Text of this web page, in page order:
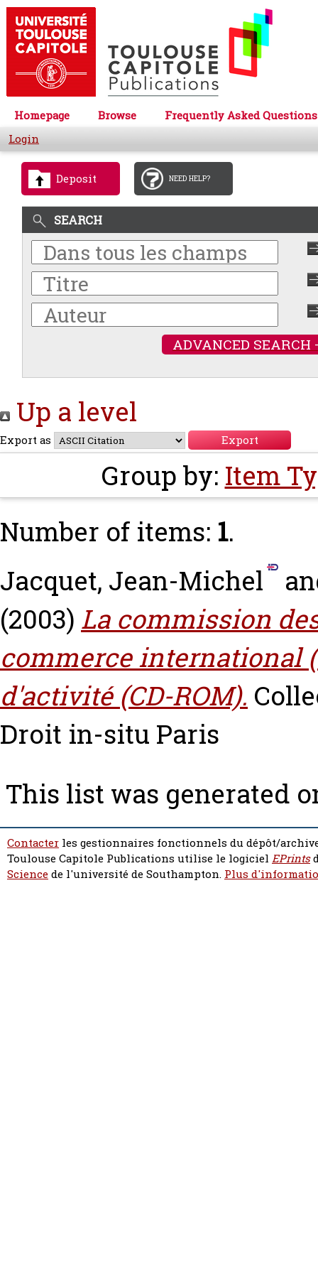
Homepage Browse
Frequently Asked Questions
Login
Deposit NEED HELP?
SEARCH
ADVANCED SEARCH
Up a level
Export as
Group by: Item
Number of items: 1.
Jacquet, Jean-Michel
(2003) La commission
commerce international
d'activité (CD-ROM).
Droit in-situ Paris
This list was generated
Contacter les gestionnaires fonctionnels du dépôt/
Toulouse Capitole Publications utilise le logiciel EPrints
Sciencede l'université de Southampton. Plus